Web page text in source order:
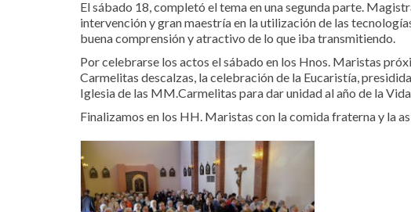
El sábado 18, completó el tema en una segunda parte.
intervención y gran maestría en la utilización de las
buena comprensión y atractivo de lo que iba transmitiendo.
Por celebrarse los actos el sábado en los Hnos. Maristas
Carmelitas descalzas, la celebración de la Eucaristía,
Iglesia de las MM.Carmelitas para dar unidad al año de la
Finalizamos en los HH. Maristas con la comida fraterna y la